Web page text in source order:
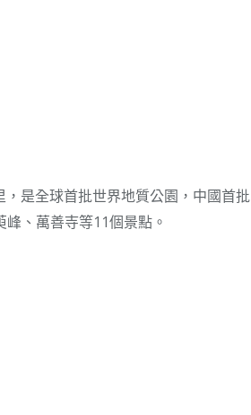
是全球首批世界地質公園，中國首批
、萬善寺等11個景點。